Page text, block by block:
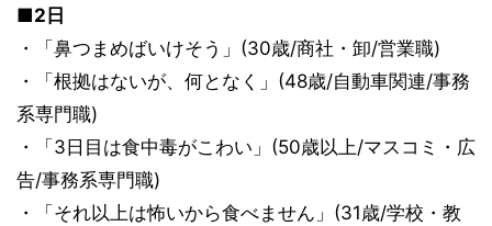
■2日
・「鼻つまめばいけそう」(30歳/商社・卸/営業職)
・「根拠はないが、何となく」(48歳/自動車関連/事務
系専門職)
・「3日目は食中毒がこわい」(50歳以上/マスコミ・広
告/事務系専門職)
・「それ以上は怖いから食べません」(31歳/学校・教